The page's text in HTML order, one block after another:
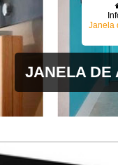
JANELA DE
Janela